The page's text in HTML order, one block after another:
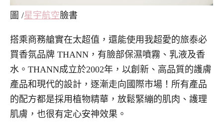
圖 /星宇航空臉書
搭乘商務艙實在太超值，還能使用我超愛的旅泰必
買香氛品牌 THANN，有臉部保濕噴霧、乳液及香
水。THANN成立於2002年，以創新、高品質的護膚
產品和現代的設計，逐漸走向國際市場！所有產品
的配方都是採用植物精華，放鬆緊繃的肌肉、護理
肌膚，也很有定心安神效果。